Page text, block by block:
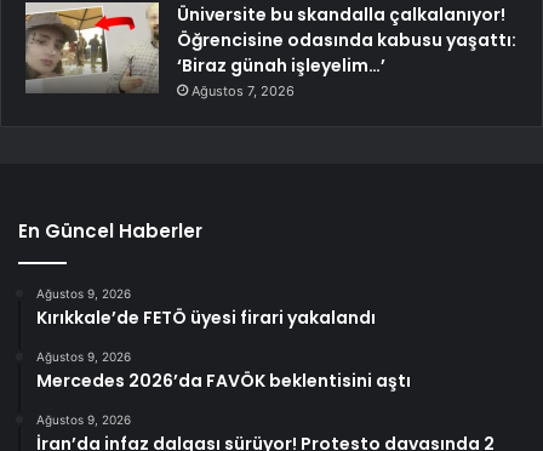
Üniversite bu skandalla çalkalanıyor!
Öğrencisine odasında kabusu yaşattı:
‘Biraz günah işleyelim…’
Ağustos 7, 2026
En Güncel Haberler
Ağustos 9, 2026
Kırıkkale’de FETÖ üyesi firari yakalandı
Ağustos 9, 2026
Mercedes 2026’da FAVÖK beklentisini aştı
Ağustos 9, 2026
İran’da infaz dalgası sürüyor! Protesto davasında 2